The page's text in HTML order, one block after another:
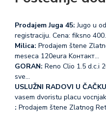
Prodajem Juga 45: Jugo u
registraciju. Cena: fiksno
Milica: Prodajem štene
meseca 120eura Koнтакт…
GORAN: Reno Clio 1.5 d.c.i
sve…
USLUŽNI RADOVI U
vasem dvoristu placu
: Prodajem štene Zlatnog